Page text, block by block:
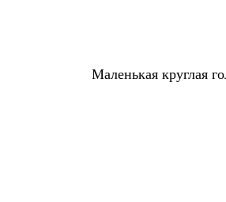
Маленькая круглая